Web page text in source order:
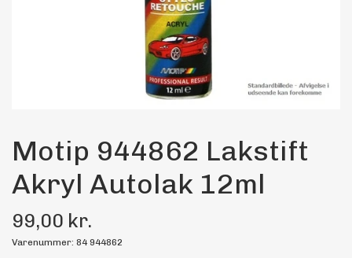
Transport Udstyr
Olie
Kemi
Dæk & Fælge
Motip 944862 Lakstift
Akryl Autolak 12ml
99,00 kr.
Varenummer: 84 944862